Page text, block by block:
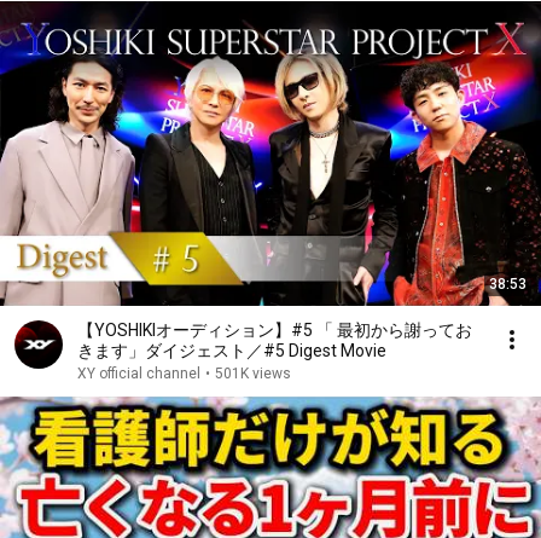
38:53
【YOSHIKIオーディション】#5 「 最初から謝ってお
きます」ダイジェスト／#5 Digest Movie
XY official channel • 501K views